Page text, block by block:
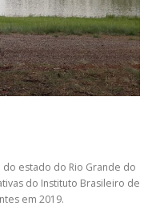
estado do Rio Grande do
do Instituto Brasileiro de
em 2019.